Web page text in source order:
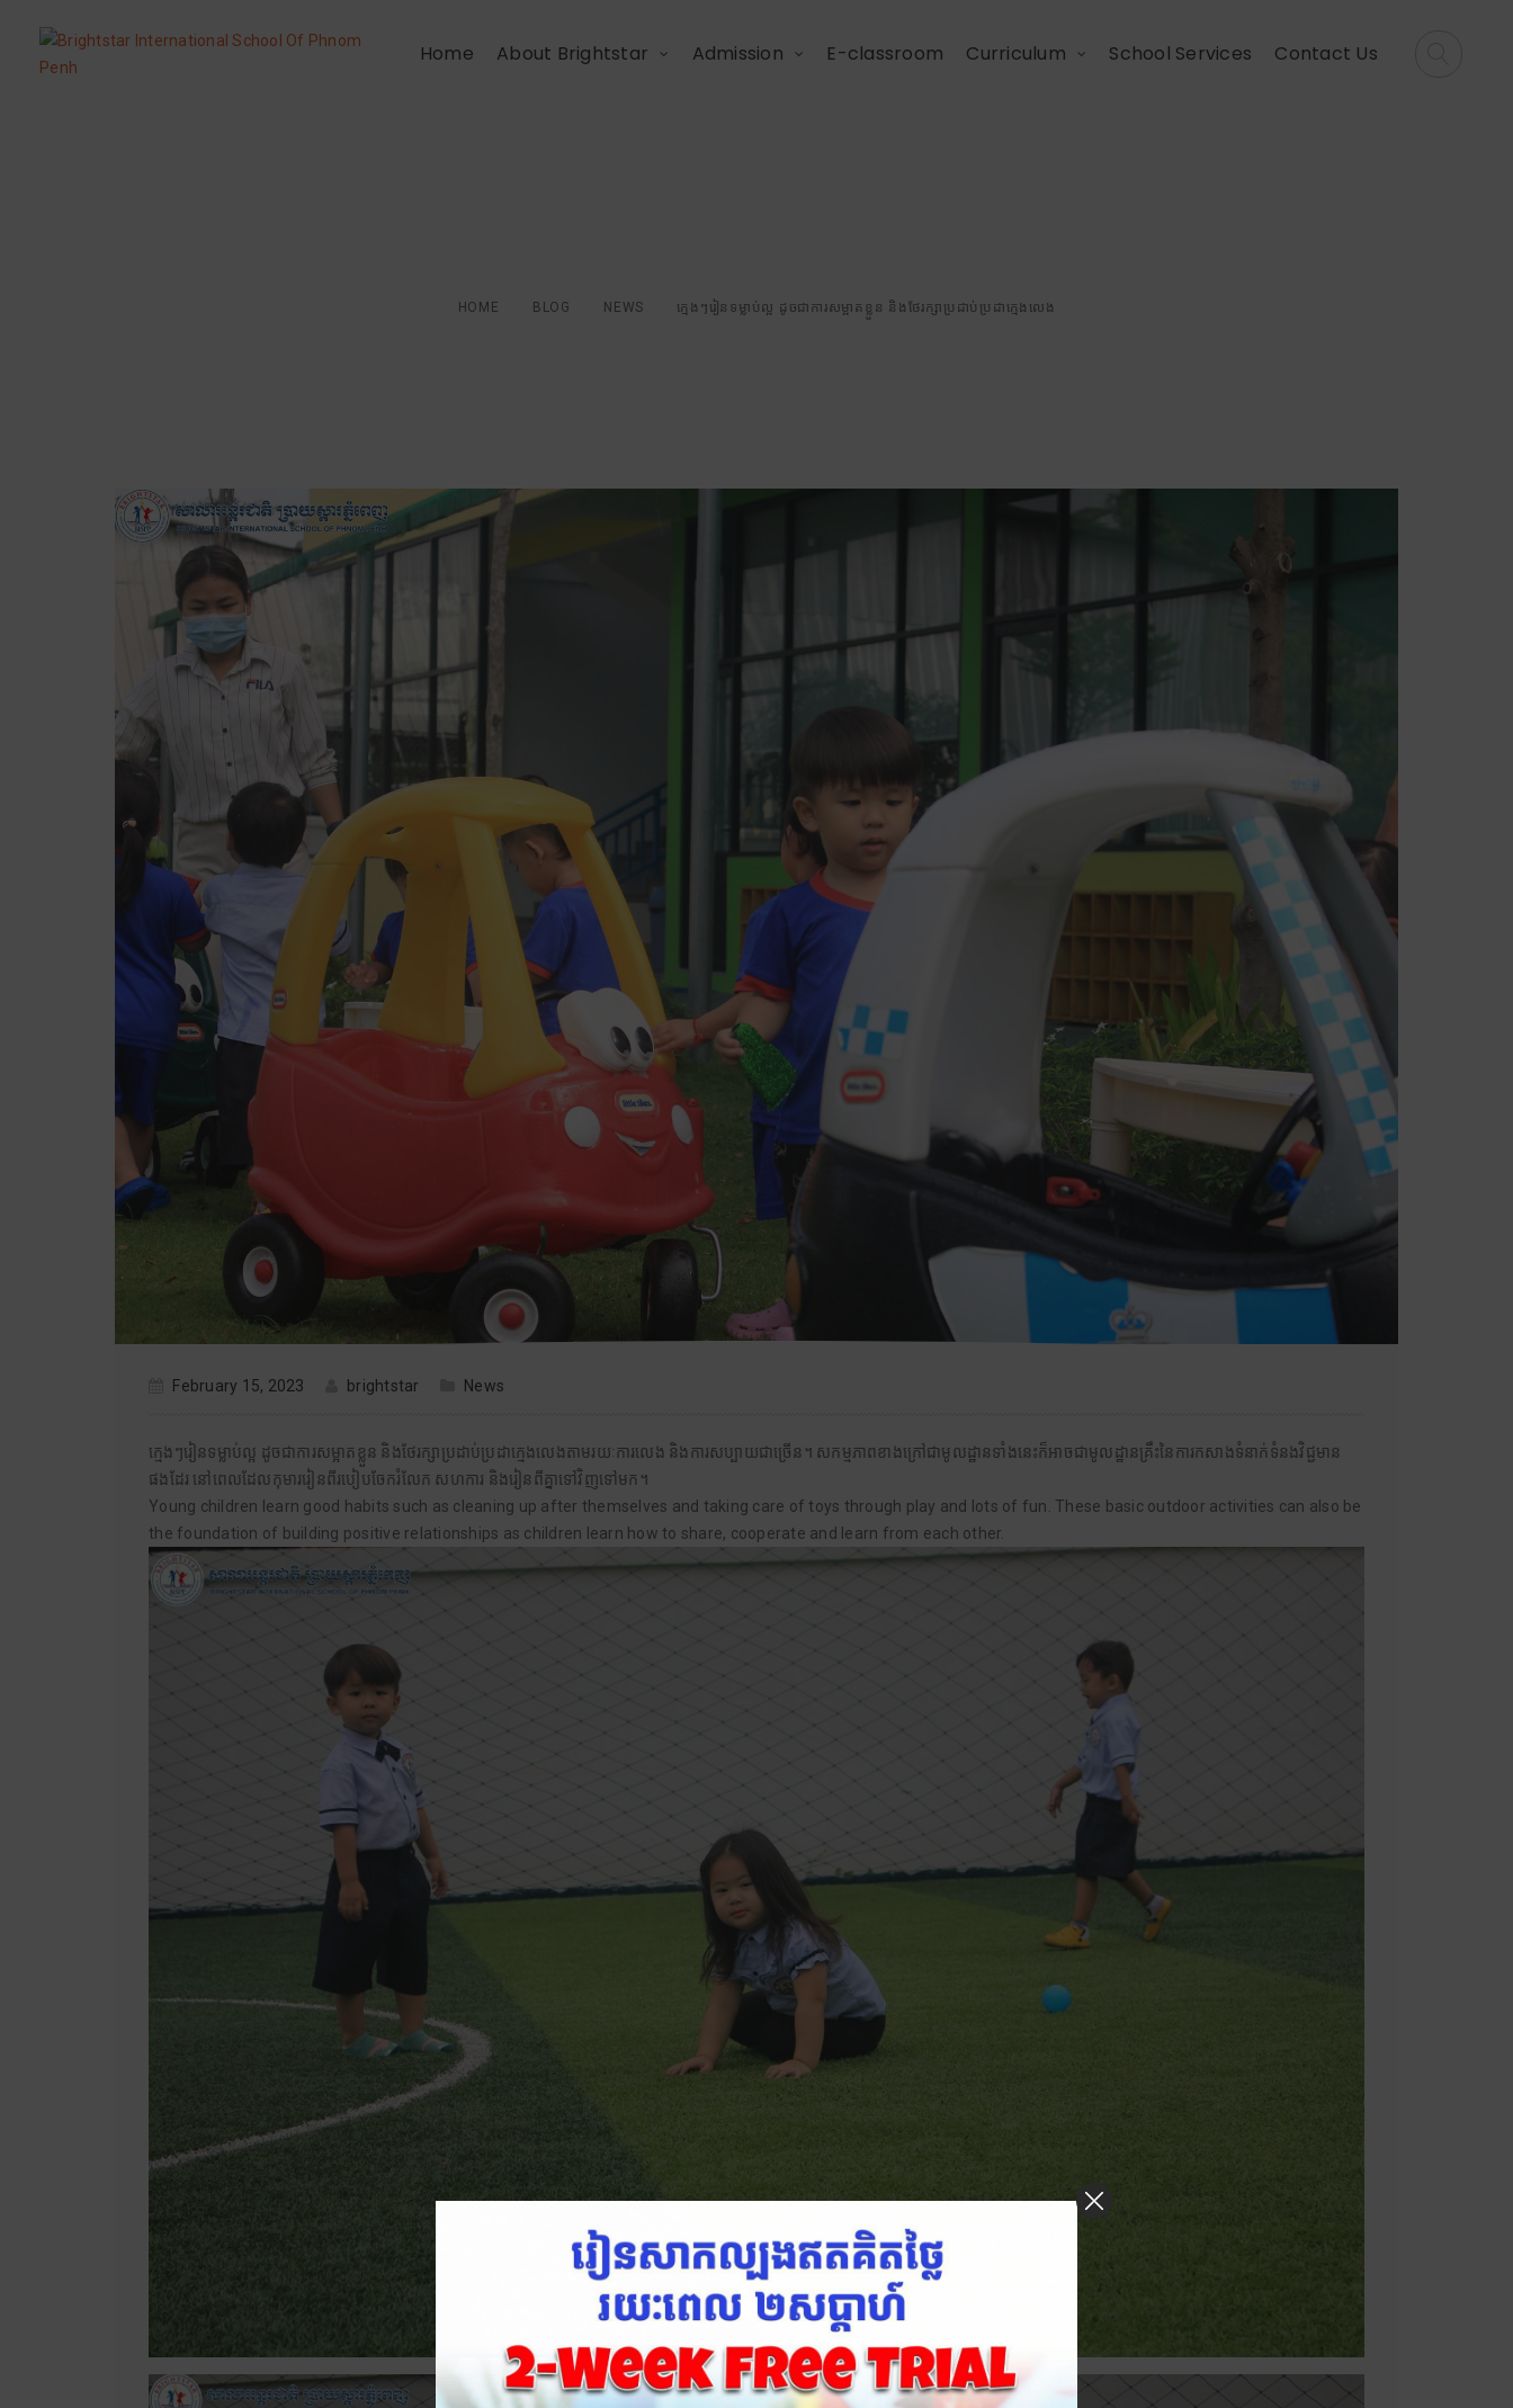
Home About Brightstar Admission E-classroom Curriculum School Services Contact Us
HOME BLOG NEWS ក្មេងៗរៀនទម្លាប់ល្អ ដូចជាការសម្អាតខ្លួន និងថែរក្សាប្រដាប់ប្រដាក្មេងលេង
February 15, 2023 brightstar News
ក្មេងៗរៀនទម្លាប់ល្អ ដូចជាការសម្អាតខ្លួន និងថែរក្សាប្រដាប់ប្រដាក្មេងលេងតាមរយៈការលេង និងការសប្បាយជាច្រើន។ សកម្មភាពខាងក្រៅជាមូលដ្ឋានទាំងនេះក៏អាចជាមូលដ្ឋានគ្រឹះនៃការកសាងទំនាក់ទំនងវិជ្ជមាន
ផងដែរ នៅពេលដែលកុមាររៀនពីរបៀបចែករំលែក សហការ និងរៀនពីគ្នាទៅវិញទៅមក។
Young children learn good habits such as cleaning up after themselves and taking care of toys through play and lots of fun. These basic outdoor activities can also be
the foundation of building positive relationships as children learn how to share, cooperate and learn from each other.